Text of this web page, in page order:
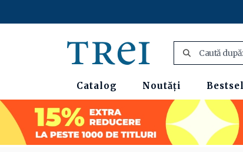
Catalog Noutăți